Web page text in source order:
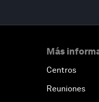
Más
Centros
Reuniones